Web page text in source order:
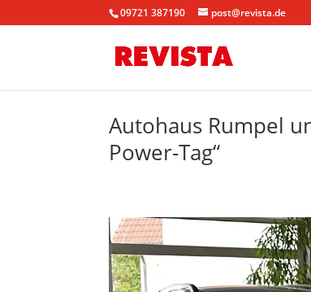
09721 387190 post@revista.de
Autohaus Rumpel
Power-Tag“